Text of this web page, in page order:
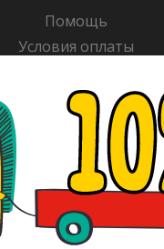
Помощь
Условия оплаты
Гарантия на товар
Раскраски
Рекламодателям
Каталог
всегда в курсе!